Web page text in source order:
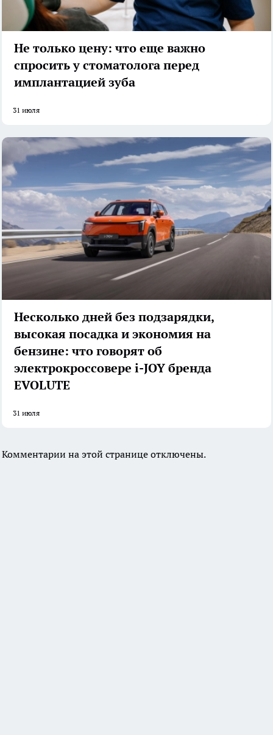
Не только цену: что еще важно
спросить у стоматолога перед
имплантацией зуба
31 июля
Несколько дней без подзарядки,
высокая посадка и экономия на
бензине: что говорят об
электрокроссовере i-JOY бренда
EVOLUTE
31 июля
Комментарии на этой странице отключены.